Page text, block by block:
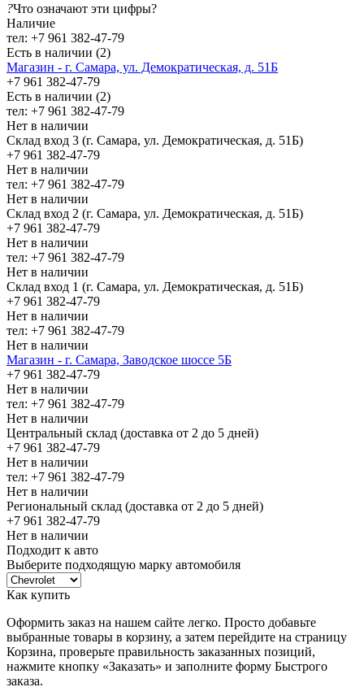
?Что означают эти цифры?
Наличие
тел: +7 961 382-47-79
Есть в наличии (2)
Магазин - г. Самара, ул. Демократическая, д. 51Б
+7 961 382-47-79
Есть в наличии (2)
тел: +7 961 382-47-79
Нет в наличии
Склад вход 3 (г. Самара, ул. Демократическая, д. 51Б)
+7 961 382-47-79
Нет в наличии
тел: +7 961 382-47-79
Нет в наличии
Склад вход 2 (г. Самара, ул. Демократическая, д. 51Б)
+7 961 382-47-79
Нет в наличии
тел: +7 961 382-47-79
Нет в наличии
Склад вход 1 (г. Самара, ул. Демократическая, д. 51Б)
+7 961 382-47-79
Нет в наличии
тел: +7 961 382-47-79
Нет в наличии
Магазин - г. Самара, Заводское шоссе 5Б
+7 961 382-47-79
Нет в наличии
тел: +7 961 382-47-79
Нет в наличии
Центральный склад (доставка от 2 до 5 дней)
+7 961 382-47-79
Нет в наличии
тел: +7 961 382-47-79
Нет в наличии
Региональный склад (доставка от 2 до 5 дней)
+7 961 382-47-79
Нет в наличии
Подходит к авто
Выберите подходящую марку автомобиля
Как купить
Оформить заказ на нашем сайте легко. Просто добавьте
выбранные товары в корзину, а затем перейдите на страницу
Корзина, проверьте правильность заказанных позиций,
нажмите кнопку «Заказать» и заполните форму Быстрого
заказа.